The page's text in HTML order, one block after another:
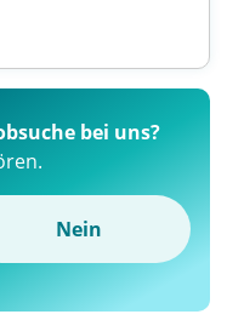
bei uns?
Nein